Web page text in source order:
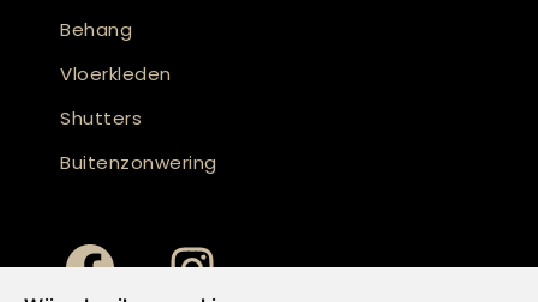
Behang
Vloerkleden
Shutters
Buitenzonwering